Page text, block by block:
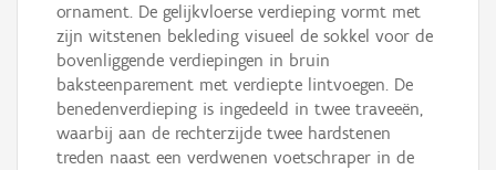
ornament. De gelijkvloerse verdieping vormt met
zijn witstenen bekleding visueel de sokkel voor de
bovenliggende verdiepingen in bruin
baksteenparement met verdiepte lintvoegen. De
benedenverdieping is ingedeeld in twee traveeën,
waarbij aan de rechterzijde twee hardstenen
treden naast een verdwenen voetschraper in de